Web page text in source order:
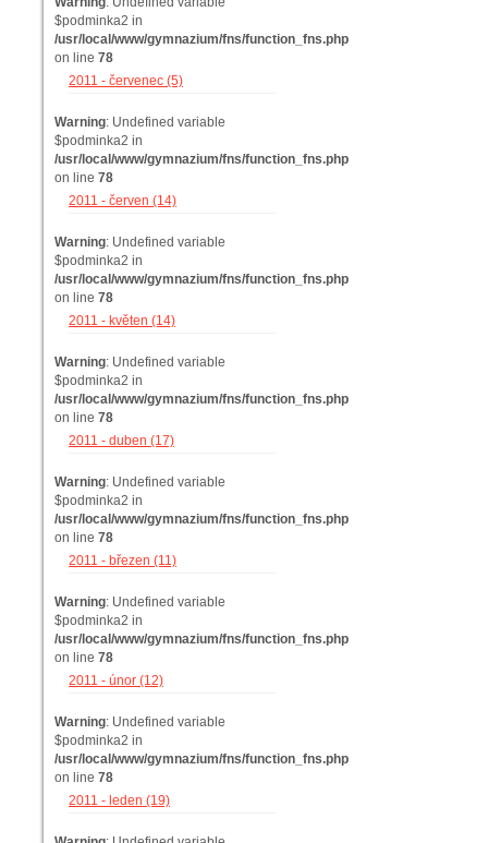
$podminka2 in
/usr/local/www/gymnazium/fns/function_fns.php
on line 78
2011 - červenec (5)
Warning: Undefined variable
$podminka2 in
/usr/local/www/gymnazium/fns/function_fns.php
on line 78
2011 - červen (14)
Warning: Undefined variable
$podminka2 in
/usr/local/www/gymnazium/fns/function_fns.php
on line 78
2011 - květen (14)
Warning: Undefined variable
$podminka2 in
/usr/local/www/gymnazium/fns/function_fns.php
on line 78
2011 - duben (17)
Warning: Undefined variable
$podminka2 in
/usr/local/www/gymnazium/fns/function_fns.php
on line 78
2011 - březen (11)
Warning: Undefined variable
$podminka2 in
/usr/local/www/gymnazium/fns/function_fns.php
on line 78
2011 - únor (12)
Warning: Undefined variable
$podminka2 in
/usr/local/www/gymnazium/fns/function_fns.php
on line 78
2011 - leden (19)